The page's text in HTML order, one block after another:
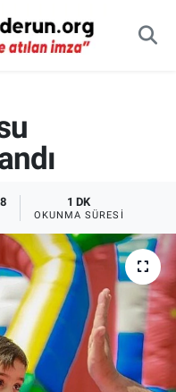
1 DK
OKUNMA SÜRESI